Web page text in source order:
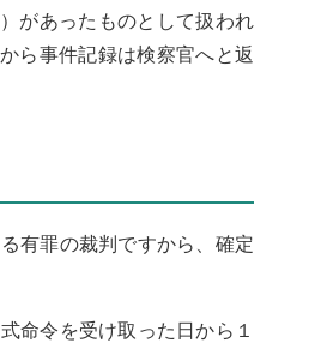
があったものとして扱われ
ら事件記録は検察官へと返
有罪の裁判ですから、確定
命令を受け取った日から１